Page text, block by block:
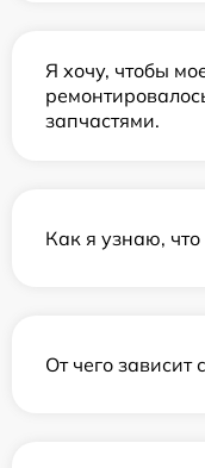
Я хочу, чтобы
запчастями.
Как я узнаю, что
От чего зависит